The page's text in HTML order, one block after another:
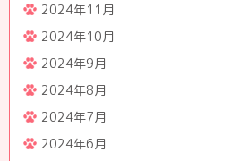
2024年11月
2024年10月
2024年9月
2024年8月
2024年7月
2024年6月